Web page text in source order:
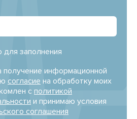
для заполнения
получение информационной
согласие на обработку моих
с политикой
и принимаю условия
соглашения